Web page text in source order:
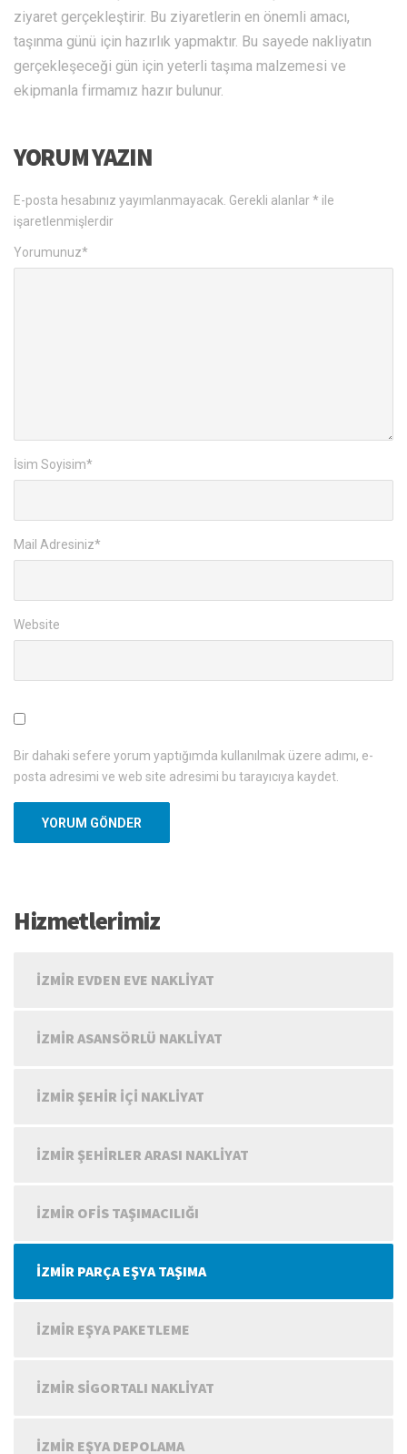
ziyaret gerçekleştirir. Bu ziyaretlerin en önemli amacı,
taşınma günü için hazırlık yapmaktır. Bu sayede nakliyatın
gerçekleşeceği gün için yeterli taşıma malzemesi ve
ekipmanla firmamız hazır bulunur.
YORUM YAZIN
E-posta hesabınız yayımlanmayacak. Gerekli alanlar* ile
işaretlenmişlerdir
Yorumunuz*
İsim Soyisim*
Mail Adresiniz*
Website
Bir dahaki sefere yorum yaptığımda kullanılmak üzere adımı, e-
posta adresimi ve web site adresimi bu tarayıcıya kaydet.
Hizmetlerimiz
İZMIR EVDEN EVE NAKLIYAT
İZMIR ASANSÖRLÜ NAKLIYAT
İZMIR ŞEHIR IÇI NAKLIYAT
İZMIR ŞEHIRLER ARASI NAKLIYAT
İZMIR OFIS TAŞIMACILIĞI
İZMIR PARÇA EŞYA TAŞIMA
İZMIR EŞYA PAKETLEME
İZMIR SIGORTALI NAKLIYAT
İZMIR EŞYA DEPOLAMA